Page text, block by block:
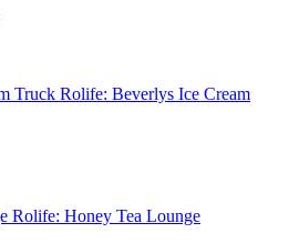
Rolife: Beverlys Ice Cream
Rolife: Honey Tea Lounge